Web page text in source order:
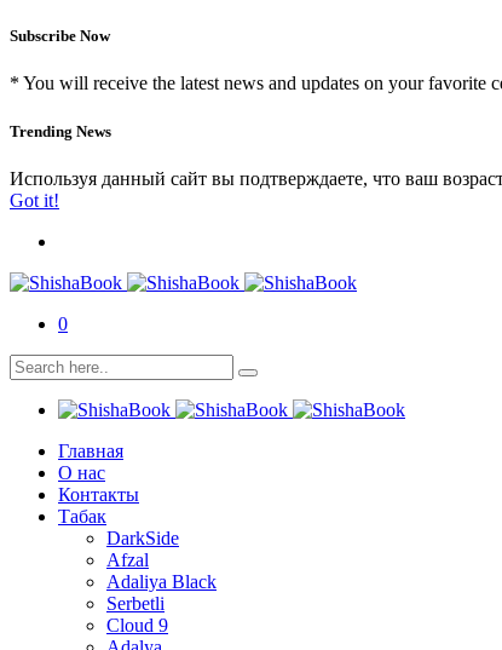
Subscribe Now
* You will receive the latest news and updates on your favorite
Trending News
Используя данный сайт вы подтверждаете, что ваш
Got it!
0
Главная
О нас
Контакты
Табак
DarkSide
Afzal
Adaliya Black
Serbetli
Cloud 9